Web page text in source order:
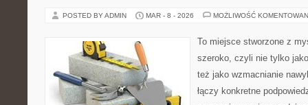
POSTED BY ADMIN MAR - 8 - 2026 MOŻLIWOŚĆ
To miejsce stworzone z
szeroko, czyli nie tylko
też jako wzmacnianie
łączy konkretne